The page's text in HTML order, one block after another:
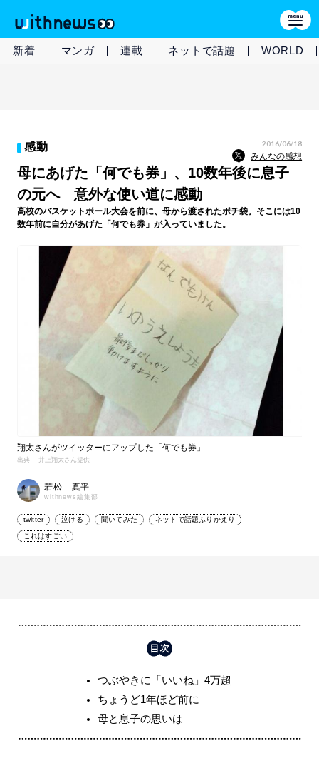
新着 マンガ 連載 ネットで話題 WORLD
感動 2016/06/18
みんなの感想
母にあげた「何でも券」、10数年後に息子
の元へ 意外な使い道に感動
高校のバスケットボール大会を前に、母から渡されたポチ袋。そこには10
数年前に自分があげた「何でも券」が入っていました。
翔太さんがツイッターにアップした「何でも券」
出典： 井上翔太さん提供
若松 真平
withnews編集部
twitter 泣ける 聞いてみた ネットで話題ふりかえり
これはすごい
つぶやきに「いいね」4万超
ちょうど1年ほど前に
母と息子の思いは